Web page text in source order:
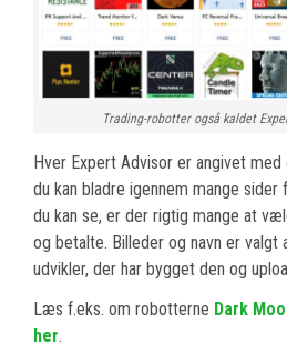
Trading-robotter også kaldet
Hver Expert Advisor er angivet
du kan bladre igennem mange
du kan se, er der rigtig mange at
og betalte. Billeder og navn er valgt
udvikler, der har bygget den og
Læs f.eks. om robotterne Dark
her.